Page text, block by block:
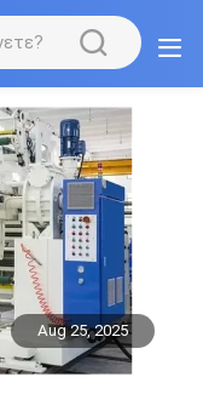
Aug 25, 2025